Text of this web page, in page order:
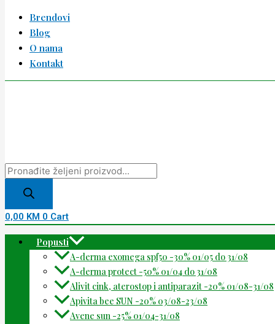
Brendovi
Blog
O nama
Kontakt
0,00 KM 0 Cart
Popusti
A-derma exomega spf50 -30% 01/05 do 31/08
A-derma protect -50% 01/04 do 31/08
Alivit cink, aterostop i antiparazit -20% 01/08-31/08
Apivita bee SUN -20% 03/08-23/08
Avene sun -25% 01/04-31/08